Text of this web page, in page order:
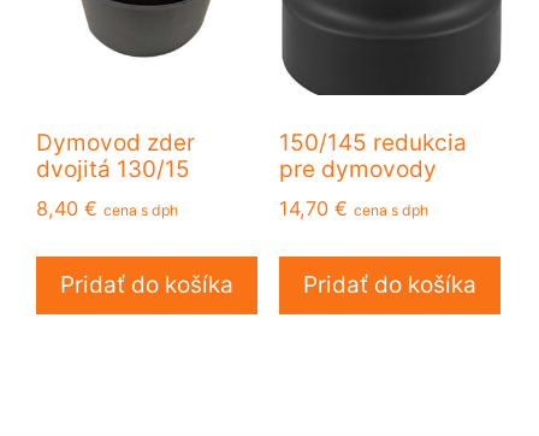
Dymovod zder
dvojitá 130/15
8,40 € cena s dph
Pridať do košíka
150/145 redukcia
pre dymovody
14,70 € cena s dph
Pridať do košíka